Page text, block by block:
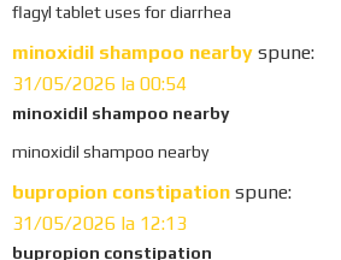
flagyl tablet uses for diarrhea
minoxidil shampoo nearby spune:
31/05/2026 la 00:54
minoxidil shampoo nearby
minoxidil shampoo nearby
bupropion constipation spune:
31/05/2026 la 12:13
bupropion constipation